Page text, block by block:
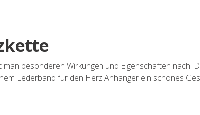
besonderen Wirkungen und Eigenschaften nach.
Lederband für den Herz Anhänger ein schönes